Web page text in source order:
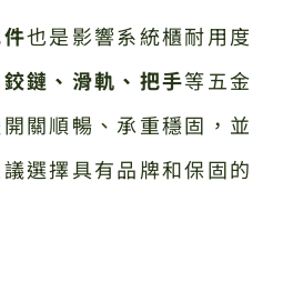
也是影響系統櫃耐用度
鉸鏈、滑軌、把手等五金
關順暢、承重穩固，並
選擇具有品牌和保固的